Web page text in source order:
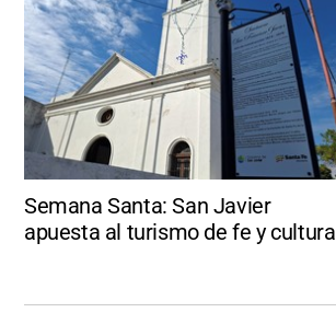
Semana Santa: San Javier
apuesta al turismo de fe y cultura